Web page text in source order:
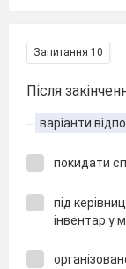
Запитання 10
Після
варіанти
покидати
під
інвентар у